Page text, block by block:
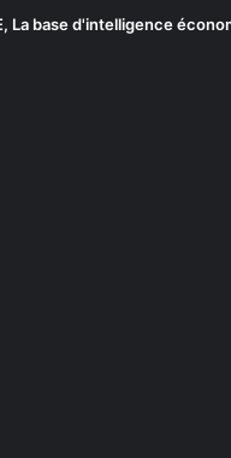
, La base d'intelligence